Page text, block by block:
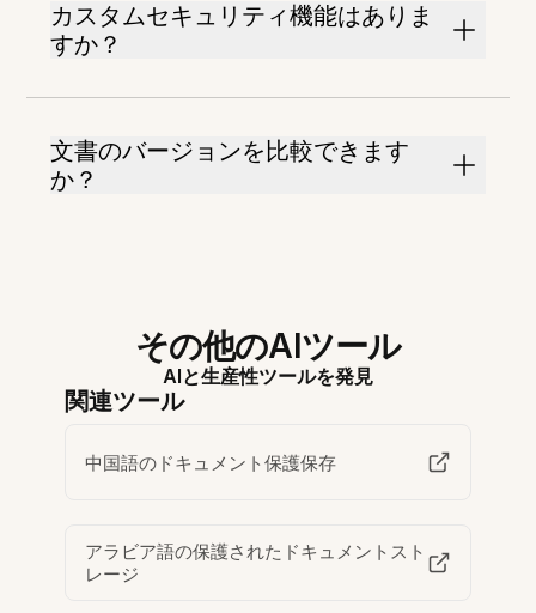
カスタムセキュリティ機能はありま
すか？
文書のバージョンを比較できます
か？
その他のAIツール
AIと生産性ツールを発見
関連ツール
中国語のドキュメント保護保存
アラビア語の保護されたドキュメントスト
レージ